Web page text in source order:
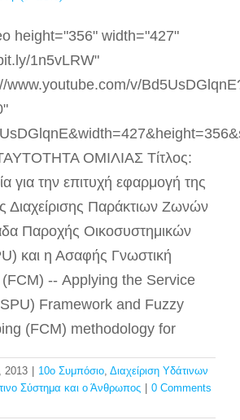
height="356" width="427"
1n5vLRW"
www.youtube.com/v/
ΟΜΙΛΙΑΣ Τίτλος:
για την επιτυχή εφαρμογή της
Διαχείρισης Παράκτιων Ζωνών
Παροχής Οικοσυστημικών
και η Ασαφής Γνωστική
-- Applying the Service
Framework and Fuzzy
(FCM) methodology for
2013 10ο Συμπόσιο, Διαχείριση Υδάτινων
Σύστημα και ο Άνθρωπος
0 Comments